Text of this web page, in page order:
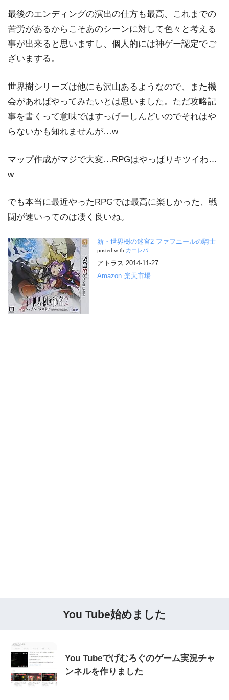
最後のエンディングの演出の仕方も最高、これまでの
苦労があるからこそあのシーンに対して色々と考える
事が出来ると思いますし、個人的には神ゲー認定でご
ざいまする。
世界樹シリーズは他にも沢山あるようなので、また機
会があればやってみたいとは思いました。ただ攻略記
事を書くって意味ではすっげーしんどいのでそれはや
らないかも知れませんが…w
マップ作成がマジで大変…RPGはやっぱりキツイわ…
w
でも本当に最近やったRPGでは最高に楽しかった、戦
闘が速いってのは凄く良いね。
新・世界樹の迷宮2 ファフニールの騎士
posted with カエレバ
アトラス 2014-11-27
Amazon 楽天市場
You Tube始めました
You Tubeでげむろぐのゲーム実況チャ
ンネルを作りました